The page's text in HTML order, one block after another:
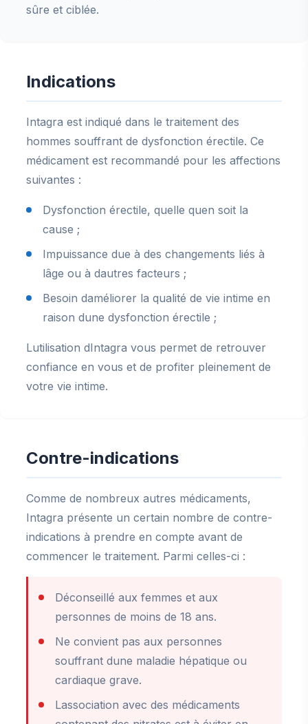
sûre et ciblée.
Indications
Intagra est indiqué dans le traitement des
hommes souffrant de dysfonction érectile. Ce
médicament est recommandé pour les affections
suivantes :
Dysfonction érectile, quelle quen soit la
cause ;
Impuissance due à des changements liés à
lâge ou à dautres facteurs ;
Besoin daméliorer la qualité de vie intime en
raison dune dysfonction érectile ;
Lutilisation dIntagra vous permet de retrouver
confiance en vous et de profiter pleinement de
votre vie intime.
Contre-indications
Comme de nombreux autres médicaments,
Intagra présente un certain nombre de contre-
indications à prendre en compte avant de
commencer le traitement. Parmi celles-ci :
Déconseillé aux femmes et aux
personnes de moins de 18 ans.
Ne convient pas aux personnes
souffrant dune maladie hépatique ou
cardiaque grave.
Lassociation avec des médicaments